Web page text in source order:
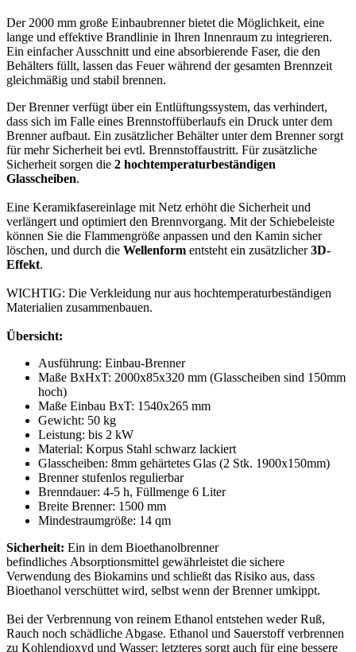
Der 2000 mm große Einbaubrenner bietet die Möglichkeit, eine
lange und effektive Brandlinie in Ihren Innenraum zu integrieren.
Ein einfacher Ausschnitt und eine absorbierende Faser, die den
Behälters füllt, lassen das Feuer während der gesamten Brennzeit
gleichmäßig und stabil brennen.
Der Brenner verfügt über ein Entlüftungssystem, das verhindert,
dass sich im Falle eines Brennstoffüberlaufs ein Druck unter dem
Brenner aufbaut. Ein zusätzlicher Behälter unter dem Brenner sorgt
für mehr Sicherheit bei evtl. Brennstoffaustritt. Für zusätzliche
Sicherheit sorgen die 2 hochtemperaturbeständigen
Glasscheiben.
Eine Keramikfasereinlage mit Netz erhöht die Sicherheit und
verlängert und optimiert den Brennvorgang. Mit der Schiebeleiste
können Sie die Flammengröße anpassen und den Kamin sicher
löschen, und durch die Wellenform entsteht ein zusätzlicher3D-
Effekt.
WICHTIG: Die Verkleidung nur aus hochtemperaturbeständigen
Materialien zusammenbauen.
Übersicht:
Ausführung: Einbau-Brenner
Maße BxHxT: 2000x85x320 mm (Glasscheiben sind 150mm
hoch)
Maße Einbau BxT: 1540x265 mm
Gewicht: 50 kg
Leistung: bis 2 kW
Material: Korpus Stahl schwarz lackiert
Glasscheiben: 8mm gehärtetes Glas (2 Stk. 1900x150mm)
Brenner stufenlos regulierbar
Brenndauer: 4-5 h, Füllmenge 6 Liter
Breite Brenner: 1500 mm
Mindestraumgröße: 14 qm
Sicherheit: Ein in dem Bioethanolbrenner
befindliches Absorptionsmittel gewährleistet die sichere
Verwendung des Biokamins und schließt das Risiko aus, dass
Bioethanol verschüttet wird, selbst wenn der Brenner umkippt.
Bei der Verbrennung von reinem Ethanol entstehen weder Ruß,
Rauch noch schädliche Abgase. Ethanol und Sauerstoff verbrennen
zu Kohlendioxyd und Wasser; letzteres sorgt auch für eine bessere